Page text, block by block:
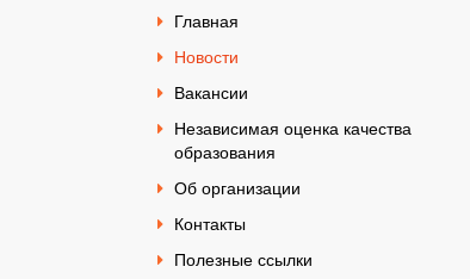
Главная
Новости
Вакансии
Независимая оценка качества
образования
Об организации
Контакты
Полезные ссылки